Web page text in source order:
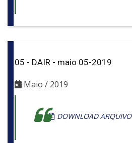
05 - DAIR - maio 05-2019
Maio / 2019
DOWNLOAD ARQUIVO